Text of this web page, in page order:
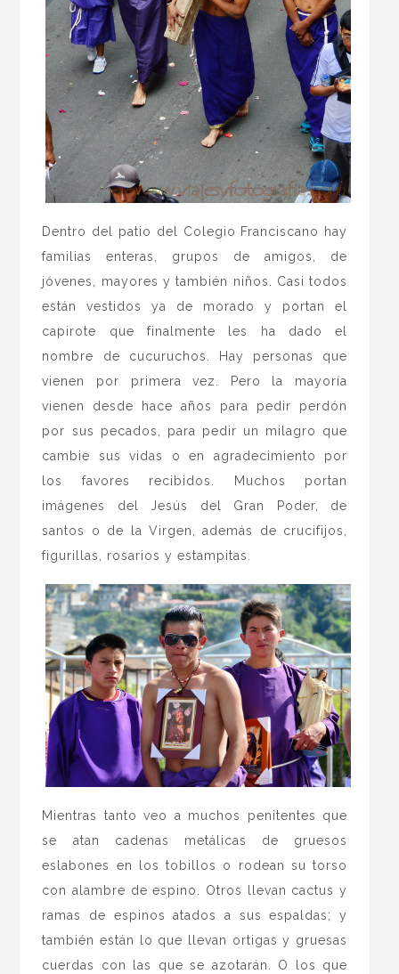
Dentro del patio del Colegio Franciscano hay
familias enteras, grupos de amigos, de
jóvenes, mayores y también niños. Casi todos
están vestidos ya de morado y portan el
capirote que finalmente les ha dado el
nombre de cucuruchos. Hay personas que
vienen por primera vez. Pero la mayoría
vienen desde hace años para pedir perdón
por sus pecados, para pedir un milagro que
cambie sus vidas o en agradecimiento por
los favores recibidos. Muchos portan
imágenes del Jesús del Gran Poder, de
santos o de la Virgen, además de crucifijos,
figurillas, rosarios y estampitas.
Mientras tanto veo a muchos penitentes que
se atan cadenas metálicas de gruesos
eslabones en los tobillos o rodean su torso
con alambre de espino. Otros llevan cactus y
ramas de espinos atados a sus espaldas; y
también están lo que llevan ortigas y gruesas
cuerdas con las que se azotarán. O los que